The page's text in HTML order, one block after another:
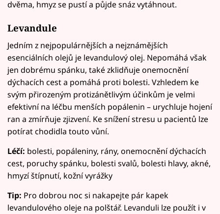
dvěma, hmyz se pustí a půjde snáz vytáhnout.
Levandule
Jedním z nejpopulárnějších a nejznámějších
esenciálních olejů je levandulový olej. Nepomáhá však
jen dobrému spánku, také zklidňuje onemocnění
dýchacích cest a pomáhá proti bolesti. Vzhledem ke
svým přirozeným protizánětlivým účinkům je velmi
efektivní na léčbu menších popálenin – urychluje hojení
ran a zmírňuje zjizvení. Ke snížení stresu u pacientů lze
potírat chodidla touto vůní.
Léčí: bolesti, popáleniny, rány, onemocnění dýchacích
cest, poruchy spánku, bolesti svalů, bolesti hlavy, akné,
hmyzí štípnutí, kožní vyrážky
Tip: Pro dobrou noc si nakapejte pár kapek
levandulového oleje na polštář. Levanduli lze použít i v